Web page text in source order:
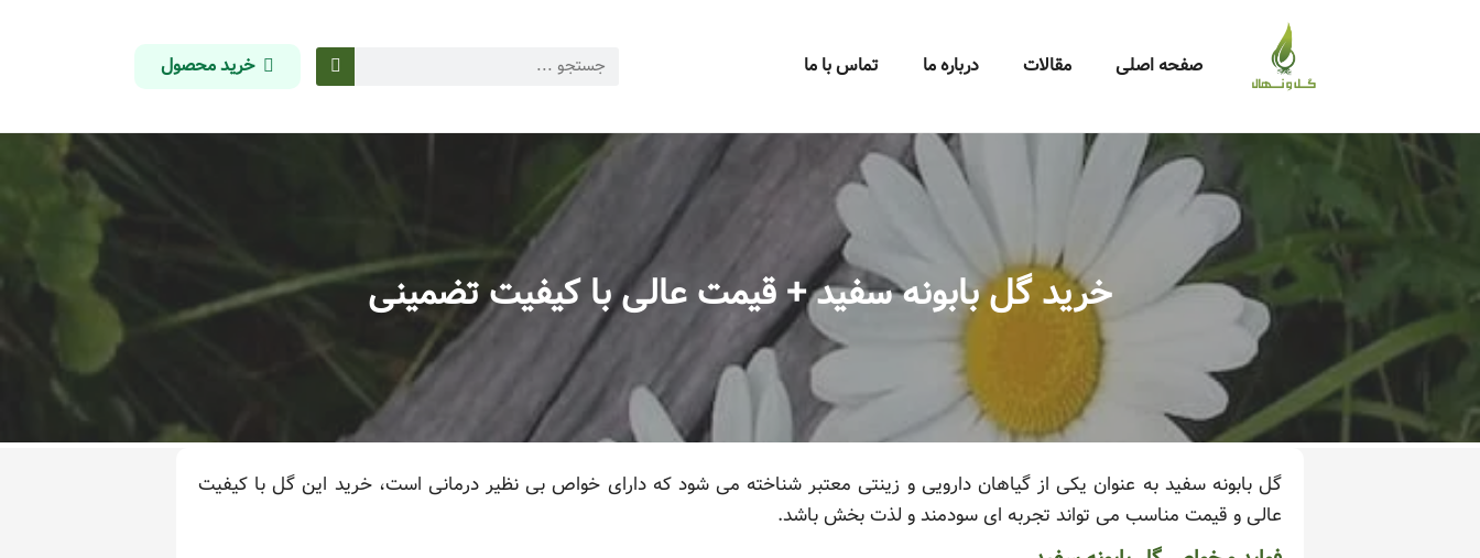
صفحه اصلی مقالات درباره ما تماس با ما خرید محصول
خرید گل بابونه سفید + قیمت عالی با کیفیت تضمینی
گل بابونه سفید به عنوان یکی از گیاهان دارویی و زینتی معتبر شناخته می شود که دارای خواص بی نظیر درمانی است، خرید این گل با کیفیت
عالی و قیمت مناسب می تواند تجربه ای سودمند و لذت بخش باشد.